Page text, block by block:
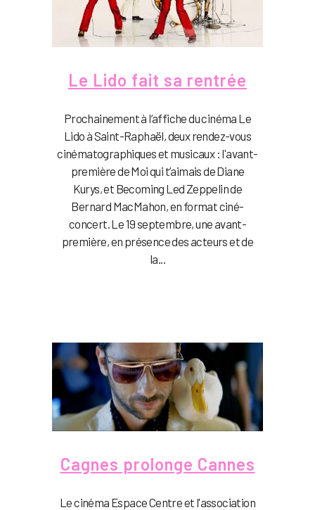
Le Lido fait sa rentrée
Prochainement à l’affiche du cinéma Le
Lido à Saint-Raphaël, deux rendez-vous
cinématographiques et musicaux : l'avant-
première de Moi qui t’aimais de Diane
Kurys, et Becoming Led Zeppelin de
Bernard MacMahon, en format ciné-
concert. Le 19 septembre, une avant-
première, en présence des acteurs et de
la...
Cagnes prolonge Cannes
Le cinéma Espace Centre et l'association